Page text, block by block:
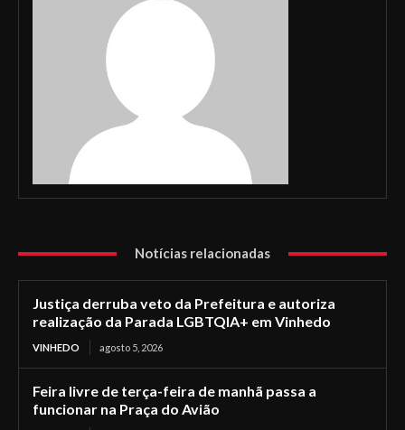
Notícias relacionadas
Justiça derruba veto da Prefeitura e autoriza
realização da Parada LGBTQIA+ em Vinhedo
VINHEDO agosto 5, 2026
Feira livre de terça-feira de manhã passa a
funcionar na Praça do Avião